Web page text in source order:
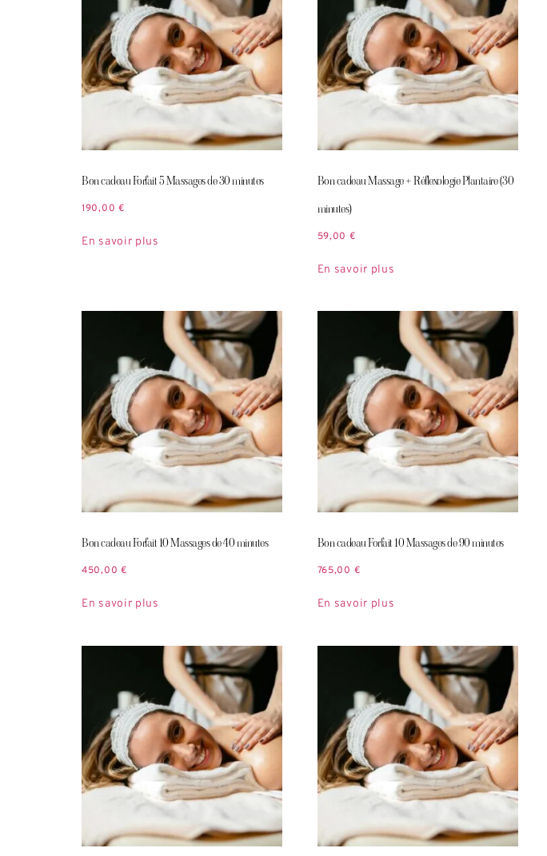
Bon cadeau Forfait 5 Massages de 30 minutes
190,00 €
En savoir plus
Bon cadeau Massage + Réflexologie Plantaire (30
minutes)
59,00 €
En savoir plus
Bon cadeau Forfait 10 Massages de 40 minutes
450,00 €
En savoir plus
Bon cadeau Forfait 10 Massages de 90 minutes
765,00 €
En savoir plus